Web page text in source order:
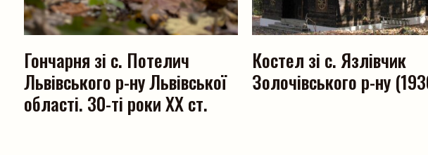
Гончарня зі с. Потелич
Львівського р-ну Львівської
області. 30-ті роки ХХ ст.
Костел зі с. Язлівчик
Золочівського р-ну